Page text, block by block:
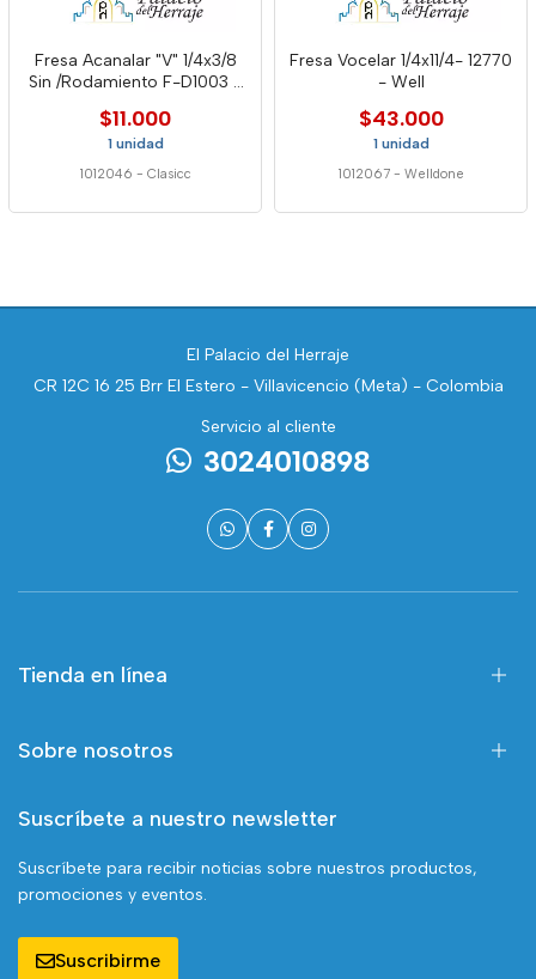
Fresa Acanalar "V" 1/4x3/8
Sin /Rodamiento F-D1003 -
$11.000
1 unidad
1012046 - Clasicc
Fresa Vocelar 1/4x11/4- 12770
- Well
$43.000
1 unidad
1012067 - Welldone
El Palacio del Herraje
CR 12C 16 25 Brr El Estero - Villavicencio (Meta) - Colombia
Servicio al cliente
3024010898
Tienda en línea
Sobre nosotros
Suscríbete a nuestro newsletter
Suscríbete para recibir noticias sobre nuestros productos,
promociones y eventos.
Suscribirme